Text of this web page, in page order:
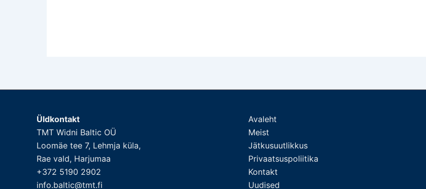
Üldkontakt
TMT Widni Baltic OÜ
Loomäe tee 7, Lehmja küla,
Rae vald, Harjumaa
+372 5190 2902
info.baltic@tmt.fi
Avaleht
Meist
Jätkusuutlikkus
Privaatsuspoliitika
Kontakt
Uudised